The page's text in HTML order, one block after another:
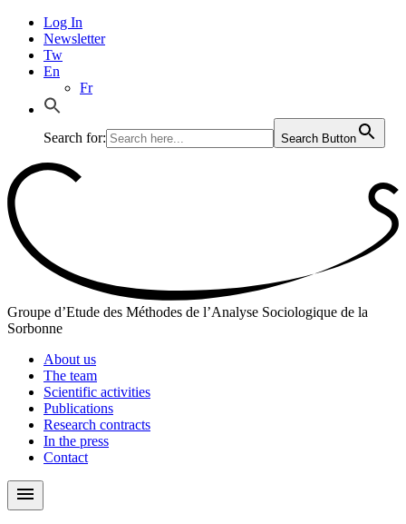
Log In
Newsletter
Tw
En
Fr
Search for: Search Button
Groupe d’Etude des Méthodes de l’Analyse Sociologique de la
Sorbonne
About us
The team
Scientific activities
Publications
Research contracts
In the press
Contact
menu